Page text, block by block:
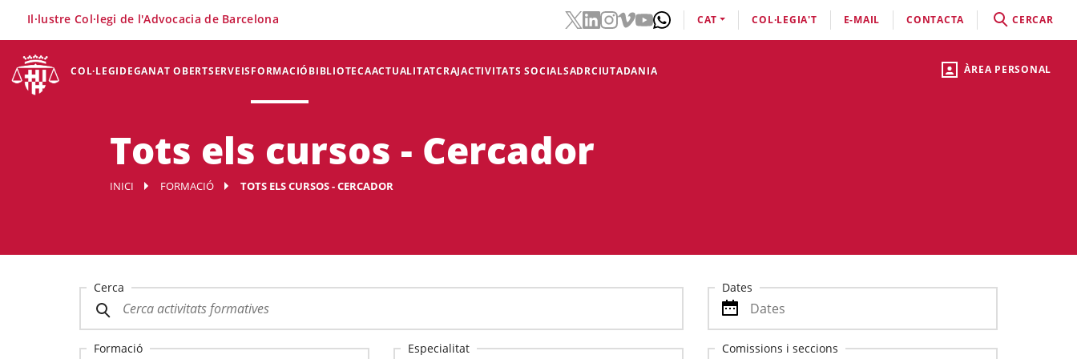
ÀREA PERSONAL
COL·LEGIDEGANAT OBERTSERVEISFORMACIÓBIBLIOTECAACTUALITATCRAJACTIVITATS SOCIALSADRCIUTADANIA
Il·lustre Col·legi de l'Advocacia de Barcelona CAT COL·LEGIA'T E-MAIL CONTACTA CERCAR
Tots els cursos - Cercador
INICI FORMACIÓ TOTS ELS CURSOS - CERCADOR
Cerca Dates
Formació Especialitat Comissions i seccions